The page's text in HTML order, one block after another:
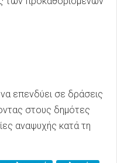
επενδύει σε δράσεις
στους δημότες
αναψυχής κατά τη